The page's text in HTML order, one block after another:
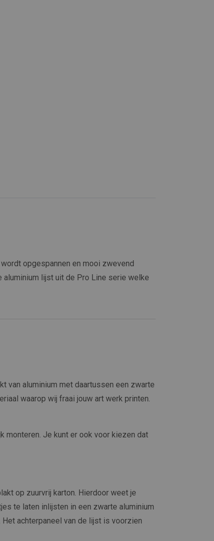
opgespannen en mooi zwevend
lijst uit de Pro Line serie welke
van aluminium met daartussen een zwarte
waarop wij fraai jouw art werk printen.
monteren. Je kunt er ook voor kiezen dat
op zuurvrij karton. Hierdoor weet je
te laten inlijsten in een zwarte aluminium
achterpaneel van de lijst is voorzien